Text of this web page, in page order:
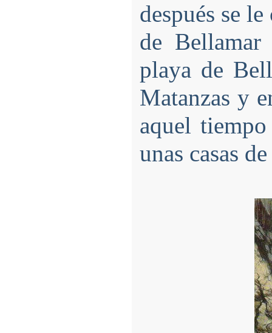
después se
de
playa de
Matanzas y
aquel
unas casas